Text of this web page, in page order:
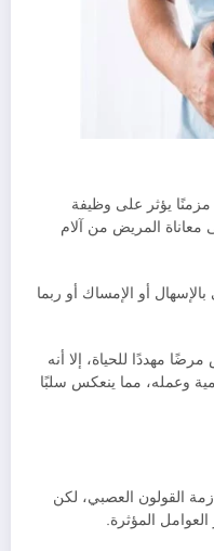
مزمنًا يؤثر على وظيفة
معاناة المريض من آلام
أو الإمساك أو ربما
مهددًا للحياة، إلا أنه
وعمله، مما ينعكس سلبًا
القولون العصبي، لكن
العوامل المؤثرة.